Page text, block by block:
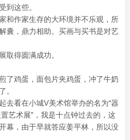
到这些。
和作家生存的大环境并不乐观，所
囊，鼎力相助。买画与买书是对艺
取得圆满成功。
了鸡蛋，面包片夹鸡蛋，冲了牛奶
。
去看在小城V美术馆举办的名为“器
艺术展”，我是十点钟过去的，这
幕，由于早就答应姜平林，所以没